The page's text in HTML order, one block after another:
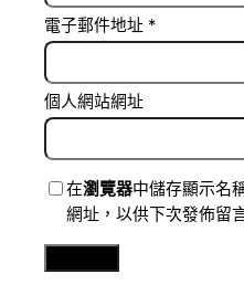
電子郵件地址 *
個人網站網址
在瀏覽器中儲存顯示名
網址，以供下次發佈留